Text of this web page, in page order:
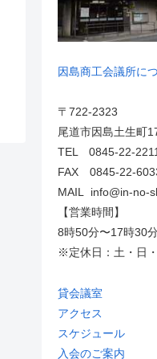
因島商工会議所に
〒722-2323
尾道市因島土生町
TEL 0845-22-
FAX 0845-22-
MAIL info@in-no-
【営業時間】
8時50分〜17時30
※定休日：土・日
貸会議室
アクセス
スケジュール
入会のご案内